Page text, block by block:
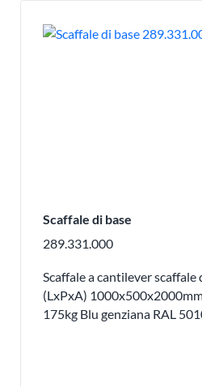
Scaffale di base
289.331.000
Scaffale a cantilever scaffale
(LxPxA)
175kg Blu genziana RAL